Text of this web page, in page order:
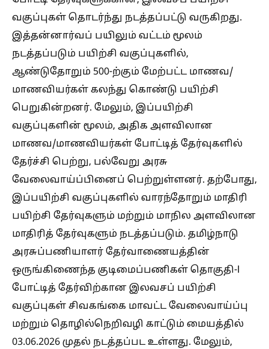
வகுப்புகள் தொடர்ந்து நடத்தப்பட்டு வருகிறது.
இத்தன்னார்வப் பயிலும் வட்டம் மூலம்
நடத்தப்படும் பயிற்சி வகுப்புகளில்,
ஆண்டுதோறும் 500-ற்கும் மேற்பட்ட மாணவ/
மாணவியர்கள் கலந்து கொண்டு பயிற்சி
பெறுகின்றனர். மேலும், இப்பயிற்சி
வகுப்புகளின் மூலம், அதிக அளவிலான
மாணவ/மாணவியர்கள் போட்டித் தேர்வுகளில்
தேர்ச்சி பெற்று, பல்வேறு அரசு
வேலைவாய்ப்பினைப் பெற்றுள்ளனர். தற்போது,
இப்பயிற்சி வகுப்புகளில் வாரந்தோறும் மாதிரி
பயிற்சி தேர்வுகளும் மற்றும் மாநில அளவிலான
மாதிரித் தேர்வுகளும் நடத்தப்படும். தமிழ்நாடு
அரசுப்பணியாளர் தேர்வாணையத்தின்
ஒருங்கிணைந்த குடிமைப்பணிகள் தொகுதி-I
போட்டித் தேர்விற்கான இலவசப் பயிற்சி
வகுப்புகள் சிவகங்கை மாவட்ட வேலைவாய்ப்பு
மற்றும் தொழில்நெறிவழி காட்டும் மையத்தில்
03.06.2026 முதல் நடத்தப்பட உள்ளது. மேலும்,